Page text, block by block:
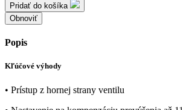
Pridať do košíka
Popis
Kľúčové výhody
• Prístup z hornej strany ventilu